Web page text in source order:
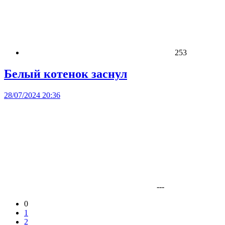
253
Белый котенок заснул
28/07/2024 20:36
---
0
1
2